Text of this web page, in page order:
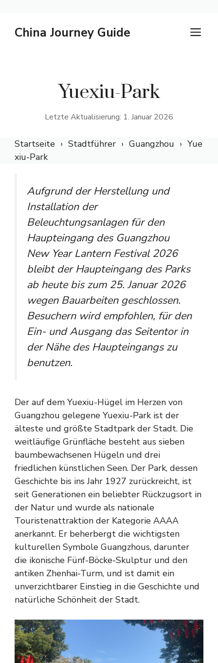
InhaltChina Journey Guide
Yuexiu-Park
Letzte Aktualisierung: 1. Januar 2026
Startseite Stadtführer Guangzhou
Yue
xiu-Park
Aufgrund der Herstellung und
Installation der
Beleuchtungsanlagen für den
Haupteingang des Guangzhou
New Year Lantern Festival 2026
bleibt der Haupteingang des Parks
ab heute bis zum 25. Januar 2026
wegen Bauarbeiten geschlossen.
Besuchern wird empfohlen, für den
Ein- und Ausgang das Seitentor in
der Nähe des Haupteingangs zu
benutzen.
Der auf dem Yuexiu-Hügel im Herzen von
Guangzhou gelegene Yuexiu-Park ist der
älteste und größte Stadtpark der Stadt. Die
weitläufige Grünfläche besteht aus sieben
baumbewachsenen Hügeln und drei
friedlichen künstlichen Seen. Der Park, dessen
Geschichte bis ins Jahr 1927 zurückreicht, ist
seit Generationen ein beliebter Rückzugsort in
der Natur und wurde als nationale
Touristenattraktion der Kategorie AAAA
anerkannt. Er beherbergt die wichtigsten
kulturellen Symbole Guangzhous, darunter
die ikonische Fünf-Böcke-Skulptur und den
antiken Zhenhai-Turm, und ist damit ein
unverzichtbarer Einstieg in die Geschichte und
natürliche Schönheit der Stadt.